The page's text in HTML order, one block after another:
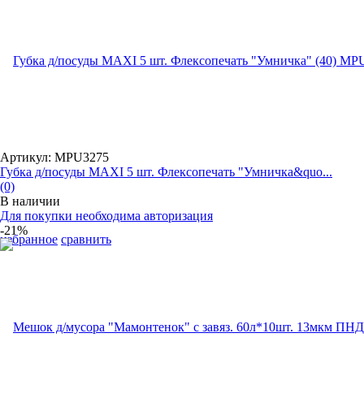
избранное сравнить
Артикул: MPU3275
Губка д/посуды MAXI 5 шт. Флексопечать "Умничка&quo...
(0)
В наличии
Для покупки необходима авторизация
-21%